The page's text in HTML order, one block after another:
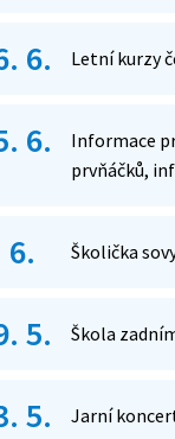
6. Letní kurzy
6.
Informace
prvňáčků,
6. Školička
5. Škola
5. Jarní